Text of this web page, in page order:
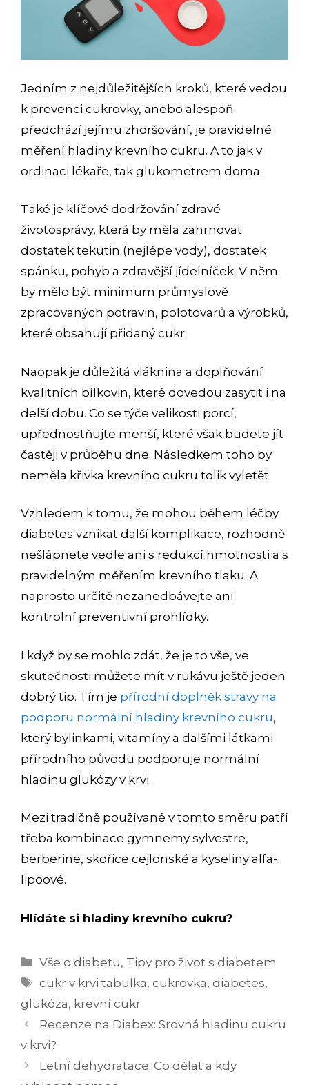
Jedním z nejdůležitějších kroků, které vedou
k prevenci cukrovky, anebo alespoň
předchází jejímu zhoršování, je pravidelné
měření hladiny krevního cukru. A to jak v
ordinaci lékaře, tak glukometrem doma.
Také je klíčové dodržování zdravé
životosprávy, která by měla zahrnovat
dostatek tekutin (nejlépe vody), dostatek
spánku, pohyb a zdravější jídelníček. V něm
by mělo být minimum průmyslově
zpracovaných potravin, polotovarů a výrobků,
které obsahují přidaný cukr.
Naopak je důležitá vláknina a doplňování
kvalitních bílkovin, které dovedou zasytit i na
delší dobu. Co se týče velikosti porcí,
upřednostňujte menší, které však budete jít
častěji v průběhu dne. Následkem toho by
neměla křivka krevního cukru tolik vyletět.
Vzhledem k tomu, že mohou během léčby
diabetes vznikat další komplikace, rozhodně
nešlápnete vedle ani s redukcí hmotnosti a s
pravidelným měřením krevního tlaku. A
naprosto určitě nezanedbávejte ani
kontrolní preventivní prohlídky.
I když by se mohlo zdát, že je to vše, ve
skutečnosti můžete mít v rukávu ještě jeden
dobrý tip. Tím je přírodní doplněk stravy na
podporu normální hladiny krevního cukru,
který bylinkami, vitamíny a dalšími látkami
přírodního původu podporuje normální
hladinu glukózy v krvi.
Mezi tradičně používané v tomto směru patří
třeba kombinace gymnemy sylvestre,
berberine, skořice cejlonské a kyseliny alfa-
lipoové.
Hlídáte si hladiny krevního cukru?
Rubriky
Vše o diabetu, Tipy pro život s diabetem
Štítky
cukr v krvi tabulka,cukrovka,diabetes,
glukóza, krevní cukr
Navigace
příspěvků
Recenze na Diabex: Srovná hladinu cukru
v krvi?
Letní dehydratace: Co dělat a kdy